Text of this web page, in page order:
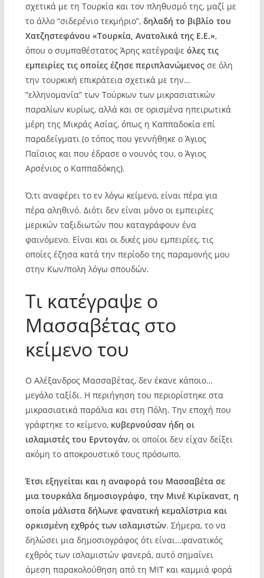
σχετικά με τη Τουρκία και τον πληθυσμό της, μαζί με
το άλλο “σιδερένιο τεκμήριο”, δηλαδή το βιβλίο του
Χατζηστεφάνου «Τουρκία, Ανατολικά της Ε.Ε.»,
όπου ο συμπαθέστατος Άρης κατέγραψε όλες τις
εμπειρίες τις οποίες έζησε περιπλανώμενοςσε όλη
την τουρκική επικράτεια σχετικά με την…
“ελληνομανία” των Τούρκων των μικρασιατικών
παραλίων κυρίως, αλλά και σε ορισμένα ηπειρωτικά
μέρη της Μικράς Ασίας, όπως η Καππαδοκία επί
παραδείγματι (ο τόπος που γεννήθηκε ο Άγιος
Παΐσιος και που έδρασε ο νουνός του, ο Άγιος
Αρσένιος ο Καππαδόκης).
Ό,τι αναφέρει το εν λόγω κείμενο, είναι πέρα για
πέρα αληθινό. Διότι δεν είναι μόνο οι εμπειρίες
μερικών ταξιδιωτών που καταγράφουν ένα
φαινόμενο. Είναι και οι δικές μου εμπειρίες, τις
οποίες έζησα κατά την περίοδο της παραμονής μου
στην Κων/πολη λόγω σπουδών.
Τι κατέγραψε ο
Μασσαβέτας στο
κείμενο του
Ο Αλέξανδρος Μασσαβέτας, δεν έκανε κάποιο…
μεγάλο ταξίδι. Η περιήγηση του περιορίστηκε στα
μικρασιατικά παράλια και στη Πόλη. Την εποχή που
γράφτηκε το κείμενο, κυβερνούσαν ήδη οι
ισλαμιστές του Ερντογάν, οι οποίοι δεν είχαν δείξει
ακόμη το αποκρουστικό τους πρόσωπο.
Έτσι εξηγείται και η αναφορά του Μασσαβέτα σε
μια τουρκάλα δημοσιογράφο, την Μινέ Κιρίκανατ, η
οποία μάλιστα δήλωνε φανατική κεμαλίστρια και
ορκισμένη εχθρός των ισλαμιστών. Σήμερα, το να
δηλώσει μια δημοσιογράφος ότι είναι…φανατικός
εχθρός των ισλαμιστών φανερά, αυτό σημαίνει
άμεση παρακολούθηση από τη ΜΙΤ και καμμιά φορά